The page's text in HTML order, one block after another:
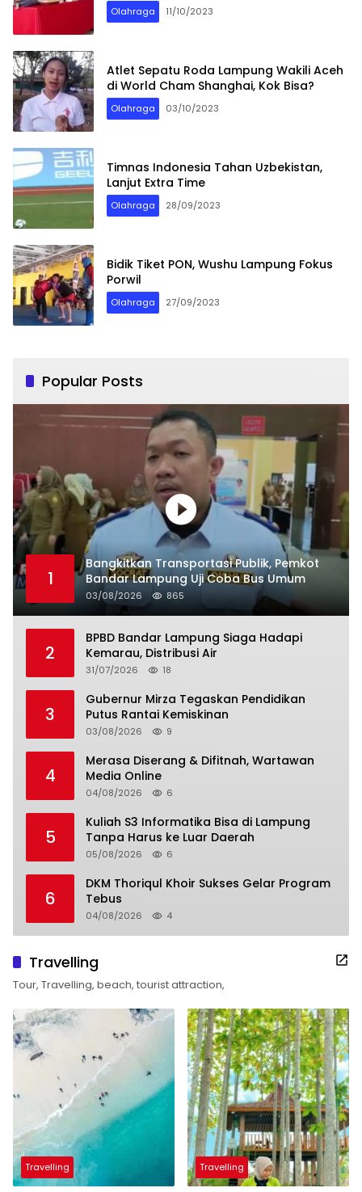
Olahraga 11/10/2023
Atlet Sepatu Roda Lampung Wakili Aceh
di World Cham Shanghai, Kok Bisa?
Olahraga 03/10/2023
Timnas Indonesia Tahan Uzbekistan,
Lanjut Extra Time
Olahraga 28/09/2023
Bidik Tiket PON, Wushu Lampung Fokus
Porwil
Olahraga 27/09/2023
Popular Posts
1
Bangkitkan Transportasi Publik, Pemkot
Bandar Lampung Uji Coba Bus Umum
03/08/2026 865
2
BPBD Bandar Lampung Siaga Hadapi
Kemarau, Distribusi Air
31/07/2026 18
3
Gubernur Mirza Tegaskan Pendidikan
Putus Rantai Kemiskinan
03/08/2026 9
4
Merasa Diserang & Difitnah, Wartawan
Media Online
04/08/2026 6
5
Kuliah S3 Informatika Bisa di Lampung
Tanpa Harus ke Luar Daerah
05/08/2026 6
6
DKM Thoriqul Khoir Sukses Gelar Program
Tebus
04/08/2026 4
Travelling
Tour, Travelling, beach, tourist attraction,
Travelling Travelling